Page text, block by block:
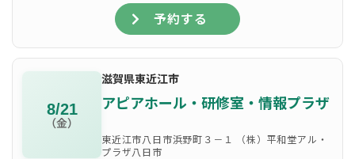
予約する
8/21
（金）
滋賀県東近江市
アピアホール・研修室・情報プラザ
東近江市八日市浜野町３－１ （株）平和堂アル・
プラザ八日市